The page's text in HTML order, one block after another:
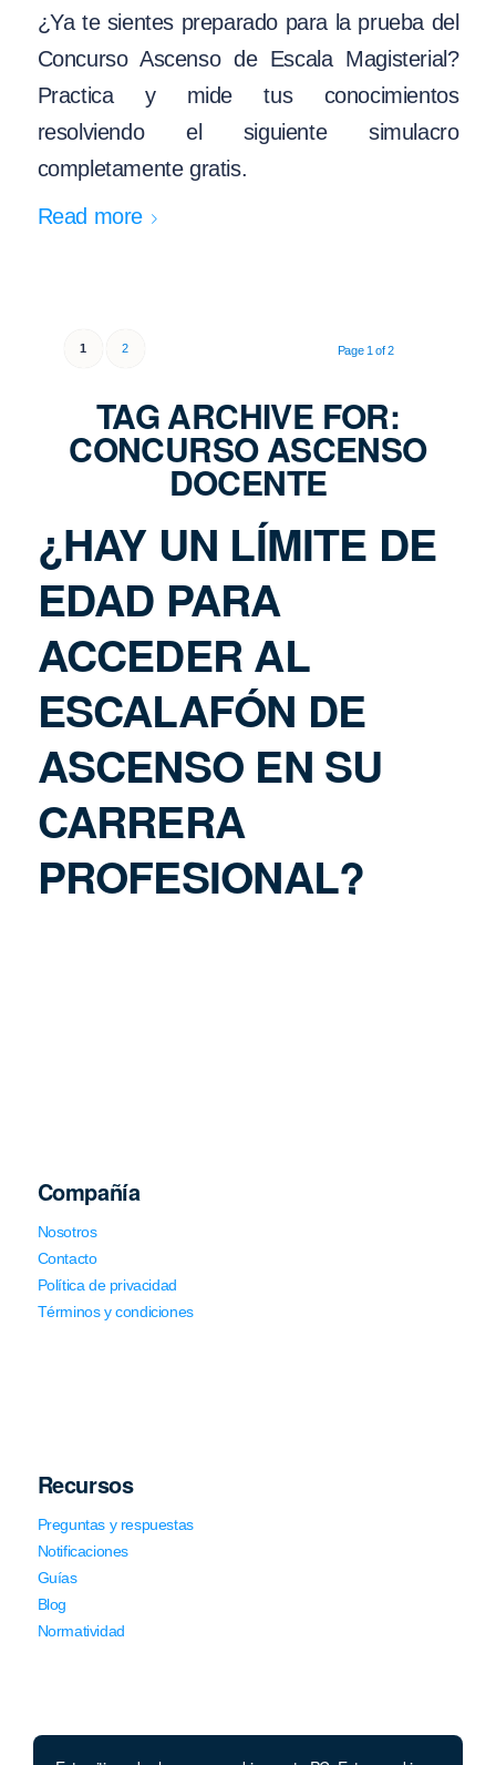
¿Ya te sientes preparado para la prueba del
Concurso Ascenso de Escala Magisterial?
Practica y mide tus conocimientos
resolviendo el siguiente simulacro
completamente gratis.
Read more
Page 1 of 2
1 2
TAG ARCHIVE FOR:
CONCURSO ASCENSO
DOCENTE
¿HAY UN LÍMITE DE
EDAD PARA
ACCEDER AL
ESCALAFÓN DE
ASCENSO EN SU
CARRERA
PROFESIONAL?
Compañía
Nosotros
Contacto
Política de privacidad
Términos y condiciones
Recursos
Preguntas y respuestas
Notificaciones
Guías
Blog
Normatividad